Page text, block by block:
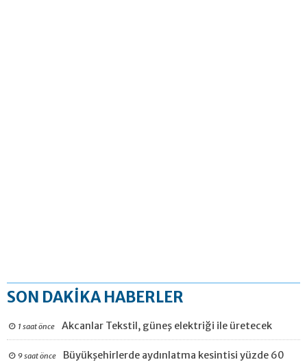
SON DAKİKA HABERLER
1 saat önce Akcanlar Tekstil, güneş elektriği ile üretecek
9 saat önce Büyükşehirlerde aydınlatma kesintisi yüzde 60